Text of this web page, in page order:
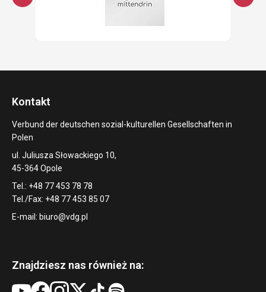
Kontakt
Verbund der deutschen sozial-kulturellen Gesellschaften in
Polen
ul. Juliusza Słowackiego 10,
45-364 Opole
Tel.: +48 77 453 78 78
Tel./Fax: +48 77 453 85 07
E-mail: biuro@vdg.pl
Znajdziesz nas również na: